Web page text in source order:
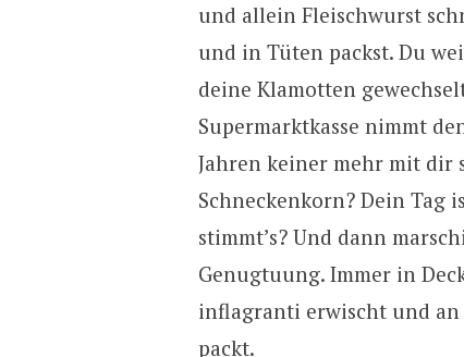
und allein Fleischwurst
und in Tüten packst. Du
deine Klamotten
Supermarktkasse nimmt
Jahren keiner mehr mit dir
Schneckenkorn? Dein Tag
stimmt’s? Und dann
Genugtuung. Immer in
inflagranti erwischt und an
packt.